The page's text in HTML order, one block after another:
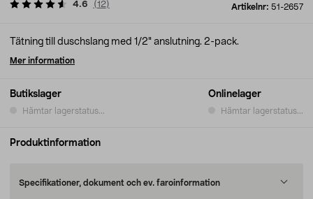
Artikelnr: 51-2657
4.6 (12)
Butikslager
Hämtar lagerstatus...
Onlinelager
Hämtar lagerstatus...
Tätning till duschslang med 1/2" anslutning. 2-pack.
Mer information
Produktinformation
Specifikationer, dokument och ev. faroinformation